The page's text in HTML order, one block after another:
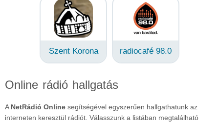
Szent Korona radiocafé 98.0
Online rádió hallgatás
A NetRádió Online segítségével egyszerűen hallgathatunk az
interneten keresztül rádiót. Válasszunk a listában megtalálható